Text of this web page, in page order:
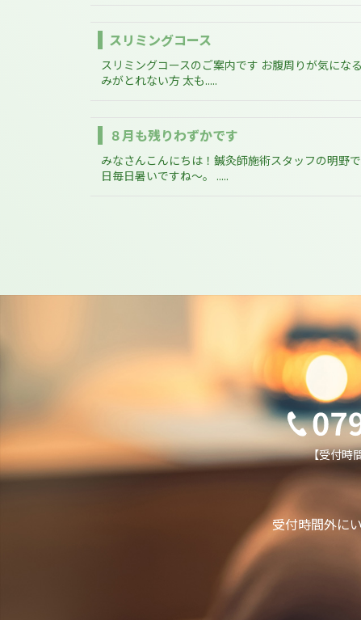
スリミングコース
スリミングコースのご案内です お腹周りが気にな
みがとれない方 太も.....
８月も残りわずかです
みなさんこんにちは！鍼灸師施術スタッフの明野
日毎日暑いですね～。 .....
【受付時
受付時間外に